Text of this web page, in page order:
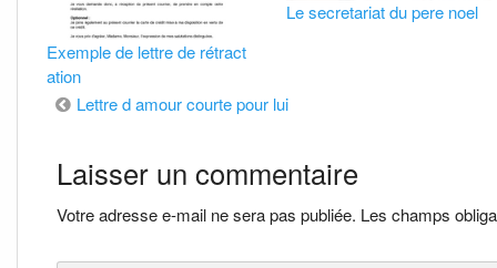
Exemple de lettre de rétract
ation
Le secretariat du pere noel
Navigation
de
l’article
Lettre d amour courte pour lui
Laisser un commentaire
Votre adresse e-mail ne sera pas publiée. Les champs